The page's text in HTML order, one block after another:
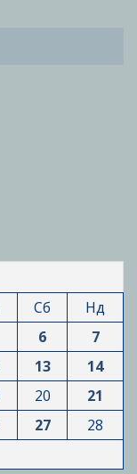
Сб
Нд
6
7
13
14
20
21
27
28